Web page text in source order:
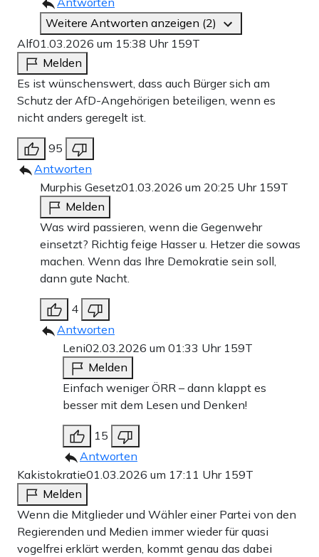
Weitere Antworten anzeigen (2)
Alf01.03.2026 um 15:38 Uhr 159T
Melden
Es ist wünschenswert, dass auch Bürger sich am
Schutz der AfD-Angehörigen beteiligen, wenn es
nicht anders geregelt ist.
95
Antworten
Murphis Gesetz01.03.2026 um 20:25 Uhr 159T
Melden
Was wird passieren, wenn die Gegenwehr
einsetzt? Richtig feige Hasser u. Hetzer die sowas
machen. Wenn das Ihre Demokratie sein soll,
dann gute Nacht.
4
Antworten
Leni02.03.2026 um 01:33 Uhr 159T
Melden
Einfach weniger ÖRR – dann klappt es
besser mit dem Lesen und Denken!
15
Antworten
Kakistokratie01.03.2026 um 17:11 Uhr 159T
Melden
Wenn die Mitglieder und Wähler einer Partei von den
Regierenden und Medien immer wieder für quasi
vogelfrei erklärt werden, kommt genau das dabei